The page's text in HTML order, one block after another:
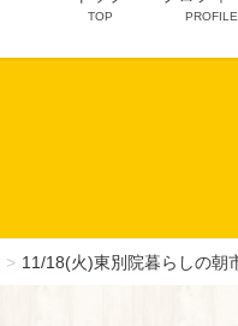
TOP PROFILE
11/18(火)東別院暮らしの